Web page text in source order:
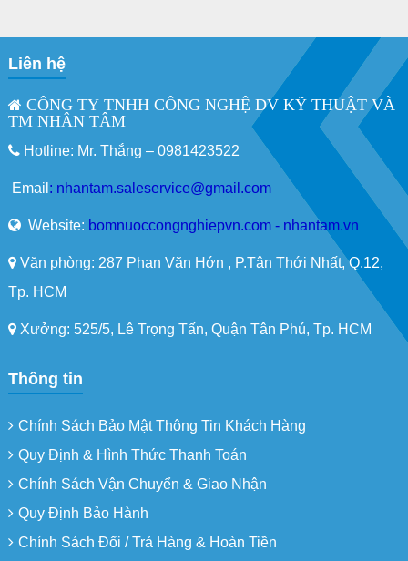
Liên hệ
CÔNG TY TNHH CÔNG NGHỆ DV KỸ THUẬT VÀ
TM NHÂN TÂM
Hotline: Mr. Thắng – 0981423522
Email : nhantam.saleservice@gmail.com
Website: bomnuoccongnghiepvn.com - nhantam.vn
Văn phòng: 287 Phan Văn Hớn , P.Tân Thới Nhất, Q.12,
Tp. HCM
Xưởng: 525/5, Lê Trọng Tấn, Quận Tân Phú, Tp. HCM
Thông tin
Chính Sách Bảo Mật Thông Tin Khách Hàng
Quy Định & Hình Thức Thanh Toán
Chính Sách Vận Chuyển & Giao Nhận
Quy Định Bảo Hành
Chính Sách Đổi / Trả Hàng & Hoàn Tiền